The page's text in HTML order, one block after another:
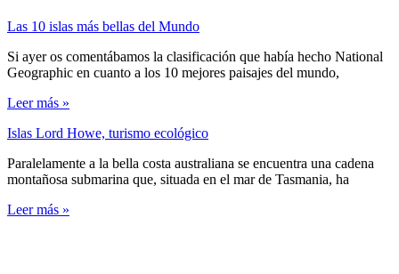
Las 10 islas más bellas del Mundo
Si ayer os comentábamos la clasificación que había hecho National
Geographic en cuanto a los 10 mejores paisajes del mundo,
Leer más »
Islas Lord Howe, turismo ecológico
Paralelamente a la bella costa australiana se encuentra una cadena
montañosa submarina que, situada en el mar de Tasmania, ha
Leer más »